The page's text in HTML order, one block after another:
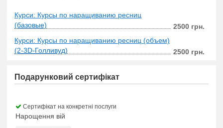
Курси: Курсы по наращиванию ресниц
(базовые)
2500 грн.
Курси: Курсы по наращиванию ресниц (объем)
(2-3D-Голливуд)
2500 грн.
Подарунковий сертифікат
Сертифікат на конкретні послуги
Нарощення вій